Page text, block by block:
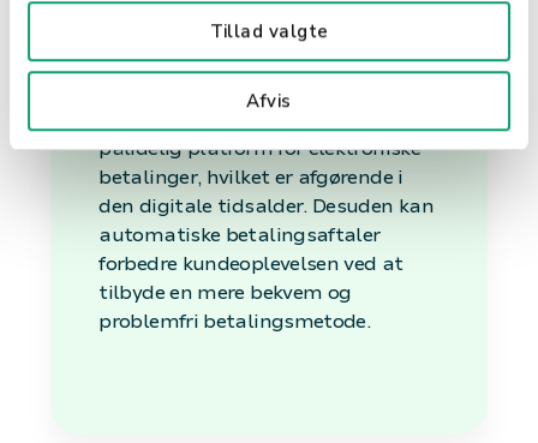
Tillad valgte
Afvis
At integrere PBS-løsninger i din
virksomheds betalingssystem kan
øge effektiviteten og sikkerheden i
pålidelig platform for elektroniske
betalinger, hvilket er afgørende i
den digitale tidsalder. Desuden kan
automatiske betalingsaftaler
forbedre kundeoplevelsen ved at
tilbyde en mere bekvem og
problemfri betalingsmetode.